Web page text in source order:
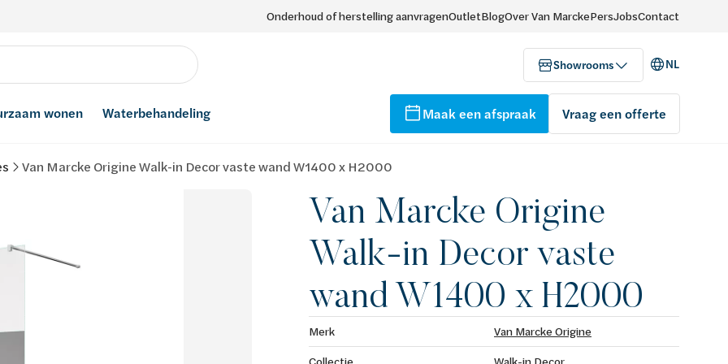
Onderhoud of herstelling aanvragenOutletBlogOver Van MarckePersJobsContact
Showrooms NL
wonen Waterbehandeling Maak een afspraak Vraag een offerte
Van Marcke Origine Walk-in Decor vaste wand W1400 x H2000
Van Marcke Origine
Walk-in Decor vaste
wand W1400 x H2000
Merk
Van Marcke Origine